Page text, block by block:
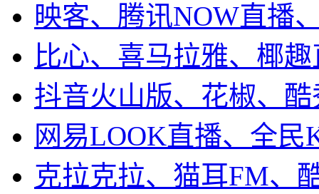
映客、腾讯NOW直播
比心、喜马拉雅、椰
抖音火山版、花椒、
网易LOOK直播、全民
克拉克拉、猫耳FM、